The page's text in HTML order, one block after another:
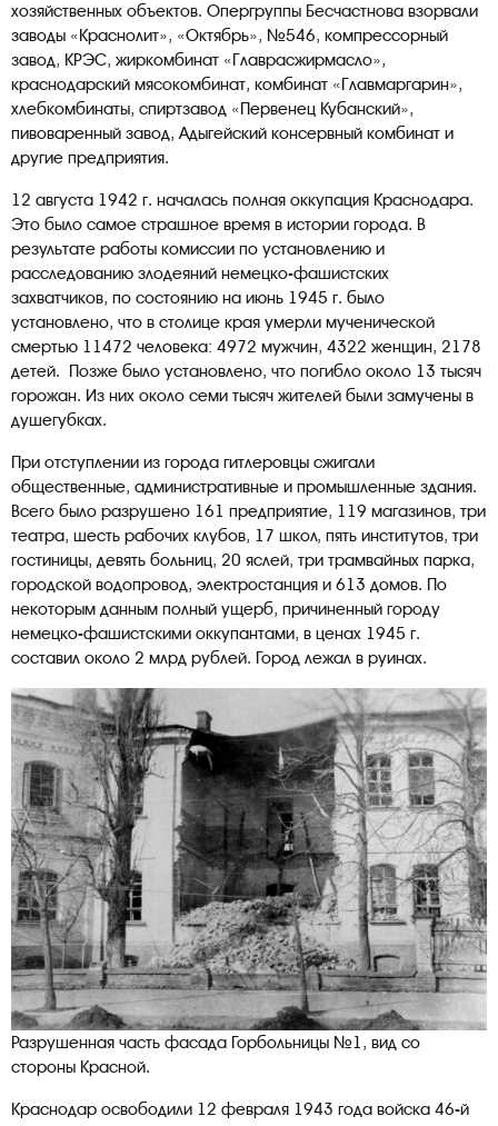
хозяйственных объектов. Опергруппы Бесчастнова взорвали
заводы «Краснолит», «Октябрь», №546, компрессорный
завод, КРЭС, жиркомбинат «Главрасжирмасло»,
краснодарский мясокомбинат, комбинат «Главмаргарин»,
хлебкомбинаты, спиртзавод «Первенец Кубанский»,
пивоваренный завод, Адыгейский консервный комбинат и
другие предприятия.
12 августа 1942 г. началась полная оккупация Краснодара.
Это было самое страшное время в истории города. В
результате работы комиссии по установлению и
расследованию злодеяний немецко-фашистских
захватчиков, по состоянию на июнь 1945 г. было
установлено, что в столице края умерли мученической
смертью 11472 человека: 4972 мужчин, 4322 женщин, 2178
детей. Позже было установлено, что погибло около 13 тысяч
горожан. Из них около семи тысяч жителей были замучены в
душегубках.
При отступлении из города гитлеровцы сжигали
общественные, административные и промышленные здания.
Всего было разрушено 161 предприятие, 119 магазинов, три
театра, шесть рабочих клубов, 17 школ, пять институтов, три
гостиницы, девять больниц, 20 яслей, три трамвайных парка,
городской водопровод, электростанция и 613 домов. По
некоторым данным полный ущерб, причиненный городу
немецко-фашистскими оккупантами, в ценах 1945 г.
составил около 2 млрд рублей. Город лежал в руинах.
Разрушенная часть фасада Горбольницы №1, вид со
стороны Красной.
Краснодар освободили 12 февраля 1943 года войска 46-й